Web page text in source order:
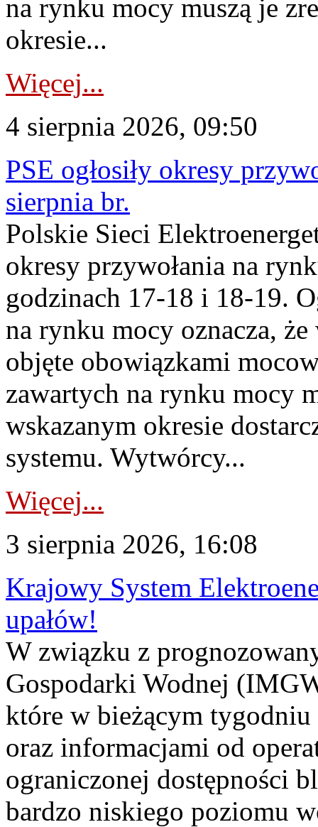
na rynku mocy muszą je
okresie...
Więcej...
4 sierpnia 2026, 09:50
PSE ogłosiły okresy
sierpnia br.
Polskie Sieci
okresy przywołania na
godzinach 17-18 i 18-19.
na rynku mocy oznacza,
objęte obowiązkami
zawartych na rynku mocy
wskazanym okresie
systemu. Wytwórcy...
Więcej...
3 sierpnia 2026, 16:08
Krajowy System
upałów!
W związku z
Gospodarki Wodnej
które w bieżącym tygodniu
oraz informacjami od
ograniczonej dostępności
bardzo niskiego poziomu